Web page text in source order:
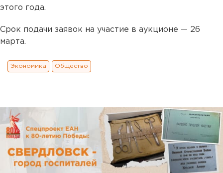
этого года.
Срок подачи заявок на участие в аукционе — 26
марта.
Экономика Общество